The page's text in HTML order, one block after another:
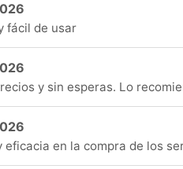
fácil de usar
y sin esperas. Lo
eficacia en la compra de los